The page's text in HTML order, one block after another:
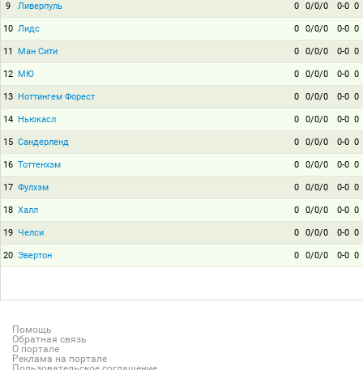
9 Ливерпуль 0 0/0/0 0-0 0
10 Лидс 0 0/0/0 0-0 0
11 Ман Сити 0 0/0/0 0-0 0
12 МЮ 0 0/0/0 0-0 0
13 Ноттингем Форест 0 0/0/0 0-0 0
14 Ньюкасл 0 0/0/0 0-0 0
15 Сандерленд 0 0/0/0 0-0 0
16 Тоттенхэм 0 0/0/0 0-0 0
17 Фулхэм 0 0/0/0 0-0 0
18 Халл 0 0/0/0 0-0 0
19 Челси 0 0/0/0 0-0 0
20 Эвертон 0 0/0/0 0-0 0
Помощь
Обратная связь
О портале
Реклама на портале